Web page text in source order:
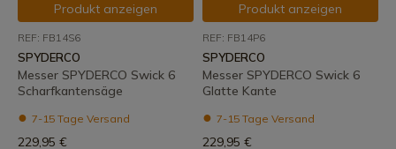
Produkt anzeigen
REF: FB14S6
SPYDERCO
Messer SPYDERCO Swick 6
Scharfkantensäge
7-15 Tage Versand
229,95 €
Produkt anzeigen
REF: FB14P6
SPYDERCO
Messer SPYDERCO Swick 6
Glatte Kante
7-15 Tage Versand
229,95 €